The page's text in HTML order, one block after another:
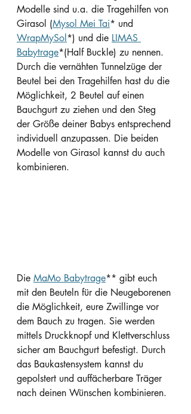
Modelle sind u.a. die Tragehilfen von
Girasol (Mysol Mei Tai* und
WrapMySol*) und die LIMAS
Babytrage*(Half Buckle) zu nennen.
Durch die vernähten Tunnelzüge der
Beutel bei den Tragehilfen hast du die
Möglichkeit, 2 Beutel auf einen
Bauchgurt zu ziehen und den Steg
der Größe deiner Babys entsprechend
individuell anzupassen. Die beiden
Modelle von Girasol kannst du auch
kombinieren.
Die MaMo Babytrage** gibt euch
mit den Beuteln für die Neugeborenen
die Möglichkeit, eure Zwillinge vor
dem Bauch zu tragen. Sie werden
mittels Druckknopf und Klettverschluss
sicher am Bauchgurt befestigt. Durch
das Baukastensystem kannst du
gepolstert und auffächerbare Träger
nach deinen Wünschen kombinieren.